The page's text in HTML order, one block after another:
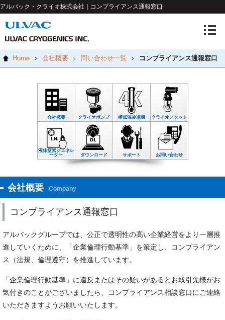
アルバック・クライオ株式会社｜コンプライアンス通報窓口
Home 会社概要 問い合わせ一覧 コンプライアンス通報窓口
会社概要 クライオポンプ 極低温冷凍機 クライオスタット
液体窒素ジェネレ
ーター
ダウンロード サポート お問い合わせ
会社概要 Company
コンプライアンス通報窓口
アルバックグループでは、公正で透明性の高い企業経営をより一層推
進していくために、「企業倫理行動基準」を策定し、コンプライアン
ス（法規、倫理遵守）を推進しています。
「企業倫理行動基準」に違反またはその疑いがあるとお取引先様がお
気付きのことがございましたら、コンプライアンス相談窓口にご連絡
いただきますようお願いいたします。